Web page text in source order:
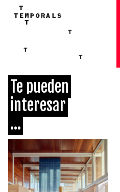
Te pueden
interesar
...